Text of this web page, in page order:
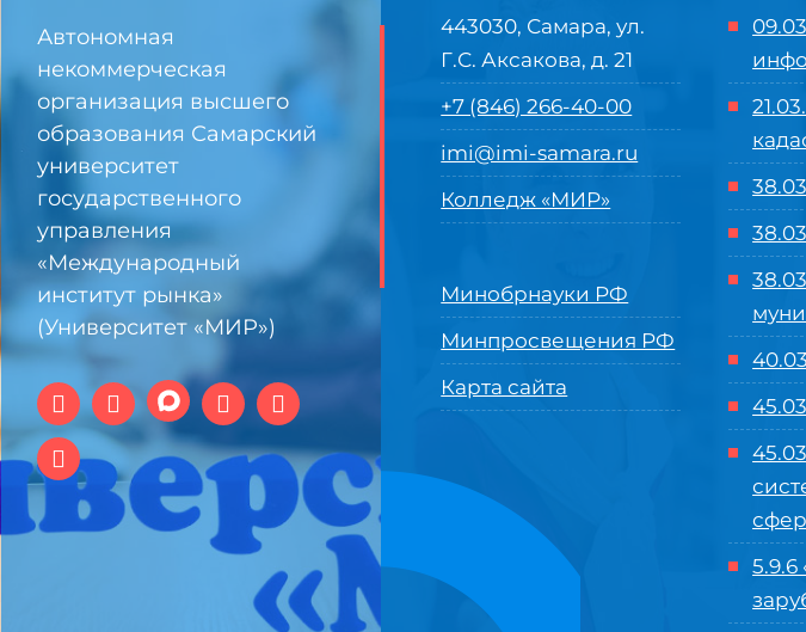
Автономная
некоммерческая
организация высшего
образования Самарский
университет
государственного
управления
«Международный
институт рынка»
(Университет «МИР»)
443030, Самара, ул.
Г.С. Аксакова, д. 21
+7 (846) 266-40-00
imi@imi-samara.ru
Колледж «МИР»
Минобрнауки РФ
Минпросвещения РФ
Карта сайта